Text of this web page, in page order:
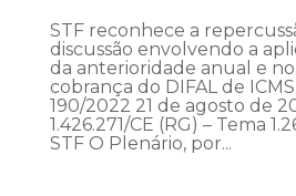
STF reconhece a
discussão envolvendo a
da anterioridade anual e
cobrança do DIFAL de ICMS
190/2022 21 de agosto de
1.426.271/CE (RG) – Tema
STF O Plenário, por...